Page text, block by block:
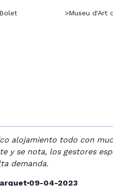
>Museu d'Art
alojamiento todo con
y se nota, los gestores
demanda.
09-04-2023